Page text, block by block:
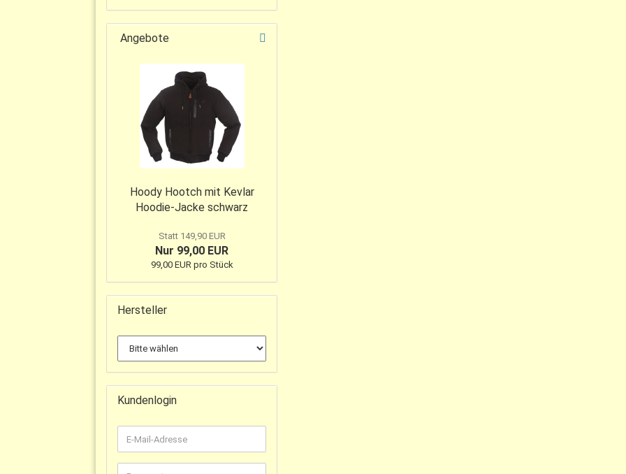
Angebote
Hoody Hootch mit Kevlar
Hoodie-Jacke schwarz
Statt 149,90 EUR
Nur 99,00 EUR
99,00 EUR pro Stück
Hersteller
Kundenlogin